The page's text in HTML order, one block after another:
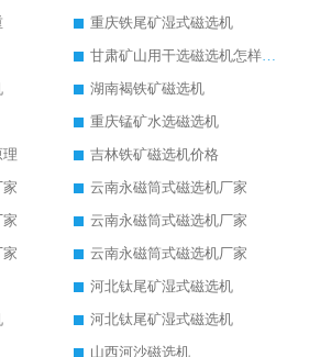
重庆铁尾矿湿式磁选机
甘肃矿山用干选磁选机怎样调磁
湖南褐铁矿磁选机
重庆锰矿水选磁选机
吉林铁矿磁选机价格
云南永磁筒式磁选机厂家
云南永磁筒式磁选机厂家
云南永磁筒式磁选机厂家
河北钛尾矿湿式磁选机
河北钛尾矿湿式磁选机
山西河沙磁选机